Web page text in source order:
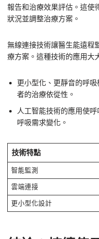
報告和治療效果評估。這使
狀況並調整治療方案。
無線連接技術讓醫生能遠程
療方案。這種技術的應用大
更小型化、更靜音的呼
者的治療依從性。
人工智能技術的應用使
呼吸需求變化。
技術特點
智能監測
雲端連接
更小型化設計